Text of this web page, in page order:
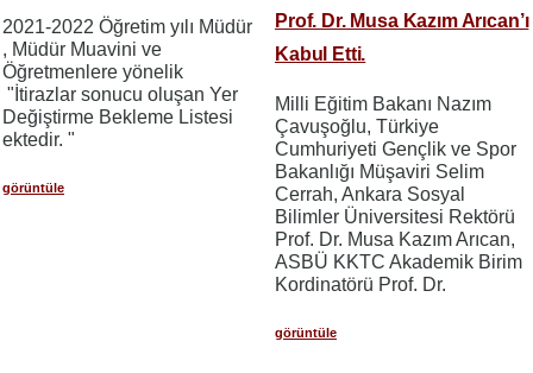
2021-2022 Öğretim yılı Müdür
, Müdür Muavini ve
Öğretmenlere yönelik
"İtirazlar sonucu oluşan Yer
Değiştirme Bekleme Listesi
ektedir. "
görüntüle
Prof. Dr. Musa Kazım Arıcan’ı
Kabul Etti.
Milli Eğitim Bakanı Nazım
Çavuşoğlu, Türkiye
Cumhuriyeti Gençlik ve Spor
Bakanlığı Müşaviri Selim
Cerrah, Ankara Sosyal
Bilimler Üniversitesi Rektörü
Prof. Dr. Musa Kazım Arıcan,
ASBÜ KKTC Akademik Birim
Kordinatörü Prof. Dr.
görüntüle